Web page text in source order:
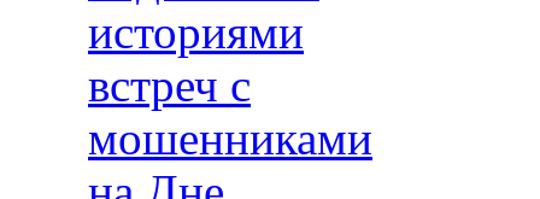
историями
встреч с
мошенниками